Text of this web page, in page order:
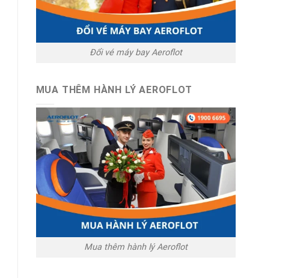
Đổi vé máy bay Aeroflot
MUA THÊM HÀNH LÝ AEROFLOT
Mua thêm hành lý Aeroflot